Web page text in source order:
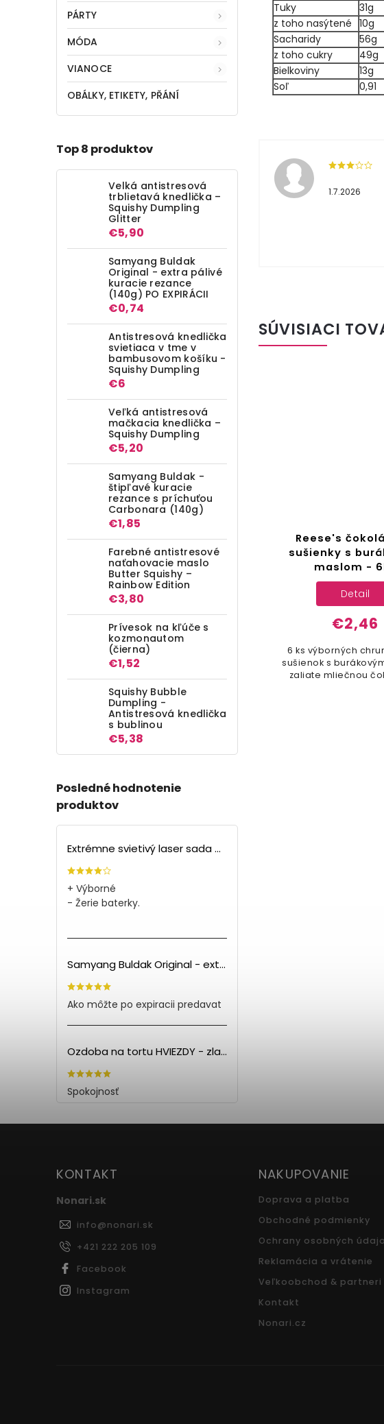
PÁRTY
MÓDA
VIANOCE
OBÁLKY, ETIKETY, PŘÁNÍ
Top 8 produktov
Velká antistresová
trblietavá knedlička –
Squishy Dumpling
Glitter
€5,90
Samyang Buldak
Original - extra pálivé
kuracie rezance
(140g) PO EXPIRÁCII
€0,74
Antistresová knedlička
svietiaca v tme v
bambusovom košíku -
Squishy Dumpling
€6
Veľká antistresová
mačkacia knedlička –
Squishy Dumpling
€5,20
Samyang Buldak -
štipľavé kuracie
rezance s príchuťou
Carbonara (140g)
€1,85
Farebné antistresové
naťahovacie maslo
Butter Squishy –
Rainbow Edition
€3,80
Prívesok na kľúče s
kozmonautom
(čierna)
€1,52
Squishy Bubble
Dumpling -
Antistresová knedlička
s bublinou
€5,38
Posledné hodnotenie
produktov
Extrémne svietivý laser sada + 4 nástavce
+ Výborné
- Žerie baterky.
Samyang Buldak Original - extra pálivé kuracie rezance (140g) PO EXPIRÁCII
Ako môžte po expiracii predavat
Ozdoba na tortu HVIEZDY - zlatá (5ks)
Spokojnosť
Tuky
31g
z toho nasýtené 10g
Sacharidy
56g
z toho cukry
49g
Bielkoviny
13g
Soľ
0,91
1.7.2026
SÚVISIACI
Reese's košíčky - 2 ks
€0,96
Detail
2 ks Reese's čokoládových
košíčkov plnené burákovým
maslom
Reese's
sušienky s
maslom -
€2,46
Detail
6 ks výborných
sušienok s
zaliate mliečnou
KONTAKT
Nonari.sk
info@nonari.sk
+421 222 205 109
Facebook
Instagram
NAKUPOVANIE
Doprava a platba
Obchodné podmienky
Ochrany osobných
Reklamácia a vrátenie
Veľkoobchod & partneri
Kontakt
Nonari.cz